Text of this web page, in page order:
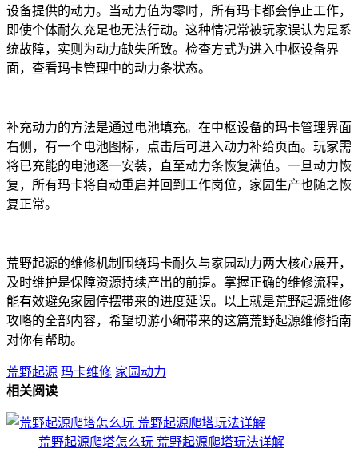
设备提供的动力。当动力值为零时，所有玛卡都会停止工作，
即使个体耐久充足也无法行动。这种情况常被玩家误认为是系
统故障，实则为动力缺失所致。检查方式为进入中枢设备界
面，查看玛卡管理中的动力条状态。
补充动力的方法是通过电池填充。在中枢设备的玛卡管理界面
右侧，有一个电池图标，点击后可进入动力补给页面。玩家需
将已充能的电池逐一安装，直至动力条恢复满值。一旦动力恢
复，所有玛卡将自动重启并回到工作岗位，家园生产也随之恢
复正常。
荒野起源的维修机制围绕玛卡耐久与家园动力两大核心展开，
及时维护是保障资源持续产出的前提。掌握正确的维修流程，
能有效避免家园停摆带来的进度延误。以上就是荒野起源维修
攻略的全部内容，希望切游小编带来的这篇荒野起源维修指南
对你有帮助。
荒野起源 玛卡维修 家园动力
相关阅读
荒野起源爬塔怎么玩 荒野起源爬塔玩法详解